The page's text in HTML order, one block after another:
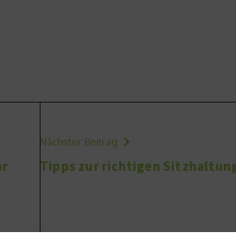
Nächster Beitrag
Tipps zur richtigen